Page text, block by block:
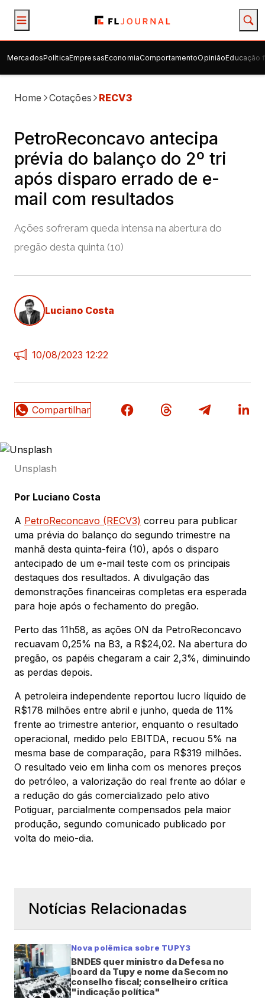
MercadosPolíticaEmpresasEconomiaComportamentoOpiniãoEducação
Home Cotações RECV3
PetroReconcavo antecipa
prévia do balanço do 2º tri
após disparo errado de e-
mail com resultados
Ações sofreram queda intensa na abertura do
pregão desta quinta (10)
Luciano Costa
10/08/2023 12:22
Unsplash
Por Luciano Costa
A PetroReconcavo (RECV3) correu para publicar
uma prévia do balanço do segundo trimestre na
manhã desta quinta-feira (10), após o disparo
antecipado de um e-mail teste com os principais
destaques dos resultados. A divulgação das
demonstrações financeiras completas era esperada
para hoje após o fechamento do pregão.
Perto das 11h58, as ações ON da PetroReconcavo
recuavam 0,25% na B3, a R$24,02. Na abertura do
pregão, os papéis chegaram a cair 2,3%, diminuindo
as perdas depois.
A petroleira independente reportou lucro líquido de
R$178 milhões entre abril e junho, queda de 11%
frente ao trimestre anterior, enquanto o resultado
operacional, medido pelo EBITDA, recuou 5% na
mesma base de comparação, para R$319 milhões.
O resultado veio em linha com os menores preços
do petróleo, a valorização do real frente ao dólar e
a redução do gás comercializado pelo ativo
Potiguar, parcialmente compensados pela maior
produção, segundo comunicado publicado por
volta do meio-dia.
Notícias Relacionadas
Nova polêmica sobre TUPY3
BNDES quer ministro da Defesa no
board da Tupy e nome da Secom no
conselho fiscal; conselheiro crítica
"indicação política"